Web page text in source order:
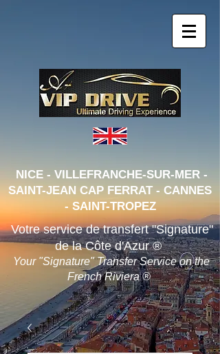
NICE - VILLEFRANCHE-SUR-MER -
SAINT-JEAN CAP FERRAT - CANNES
- SAINT-TROPEZ
Votre service de transfert "Signature"
de la Côte d'Azur ®
Your "Signature" Transfer Service on the
French Riviera ®